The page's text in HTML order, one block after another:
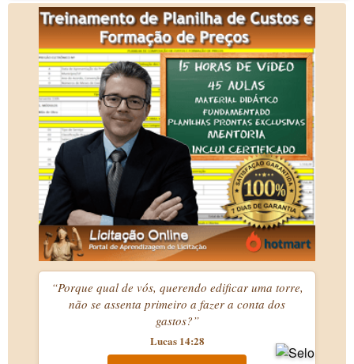
“Porque qual de vós, querendo edificar uma torre,
não se assenta primeiro a fazer a conta dos
gastos?”
Lucas 14:28